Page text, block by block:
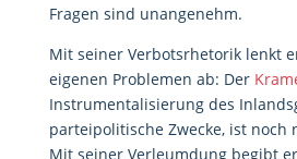
Fragen sind unangenehm.
Mit seiner Verbotsrhetorik lenkt
eigenen Problemen ab: Der
Instrumentalisierung des
parteipolitische Zwecke, ist noch
Mit seiner Verleumdung begibt